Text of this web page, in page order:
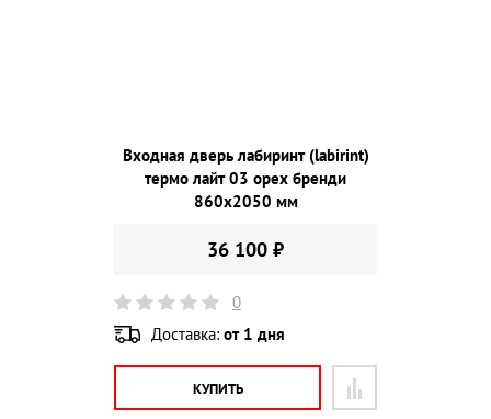
Входная дверь лабиринт (labirint)
термо лайт 03 орех бренди
860х2050 мм
36 100 ₽
0
Доставка: от 1 дня
КУПИТЬ